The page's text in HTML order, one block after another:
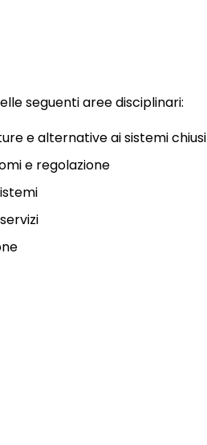
seguenti aree disciplinari:
e alternative ai sistemi chiusi
e regolazione